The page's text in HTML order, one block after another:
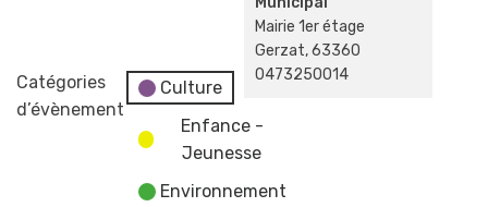
Mairie 1er étage
Gerzat,63360
0473250014
Catégories
d’évènement
Culture
Enfance -
Jeunesse
Environnement